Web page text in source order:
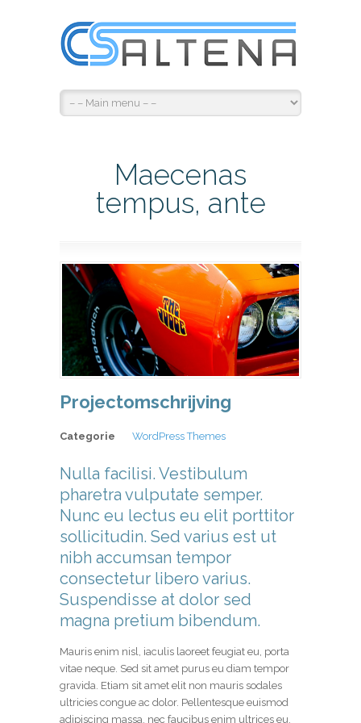
Maecenas
tempus, ante
Projectomschrijving
Categorie WordPress Themes
Nulla facilisi. Vestibulum
pharetra vulputate semper.
Nunc eu lectus eu elit porttitor
sollicitudin. Sed varius est ut
nibh accumsan tempor
consectetur libero varius.
Suspendisse at dolor sed
magna pretium bibendum.
Mauris enim nisl, iaculis laoreet feugiat eu, porta
vitae neque. Sed sit amet purus eu diam tempor
gravida. Etiam sit amet elit non mauris sodales
ultricies congue ac dolor. Pellentesque euismod
adipiscing massa, nec faucibus enim ultrices eu.